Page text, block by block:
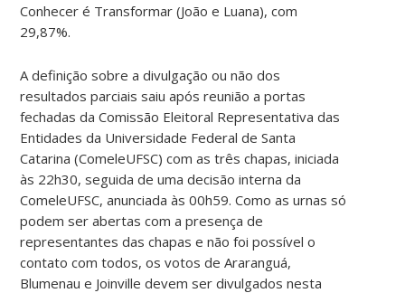
Conhecer é Transformar (João e Luana), com
29,87%.
A definição sobre a divulgação ou não dos
resultados parciais saiu após reunião a portas
fechadas da Comissão Eleitoral Representativa das
Entidades da Universidade Federal de Santa
Catarina (ComeleUFSC) com as três chapas, iniciada
às 22h30, seguida de uma decisão interna da
ComeleUFSC, anunciada às 00h59. Como as urnas só
podem ser abertas com a presença de
representantes das chapas e não foi possível o
contato com todos, os votos de Araranguá,
Blumenau e Joinville devem ser divulgados nesta